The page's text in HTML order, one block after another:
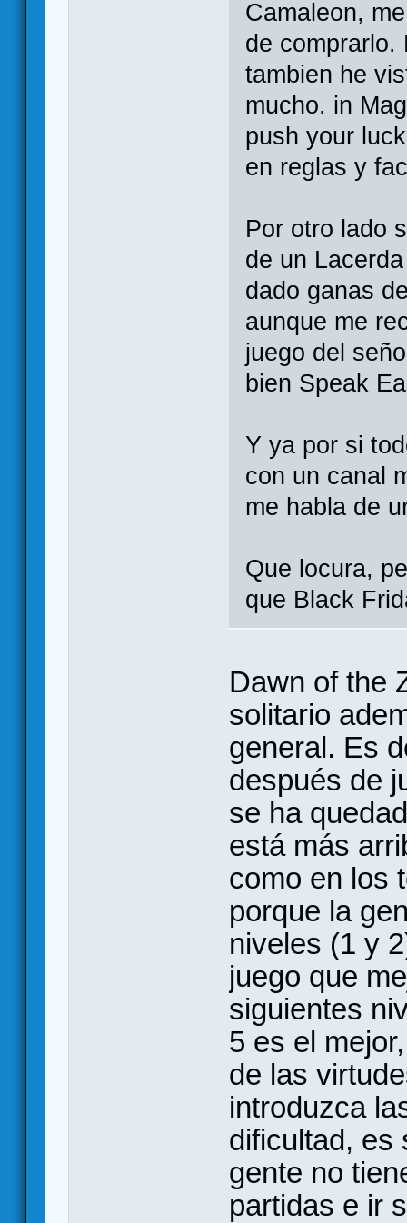
Camaleon,
de comprarlo.
tambien he
mucho. in
push your
en reglas y
Por otro lado
de un
dado ganas
aunque me
juego del
bien Speak
Y ya por si
con un canal
me habla de
Que locura,
que Black
Dawn of the
solitario
general. Es
después de
se ha
está más
como en los
porque la
niveles (1 y
juego que
siguientes
5 es el
de las
introduzca
dificultad, es
gente no
partidas e ir